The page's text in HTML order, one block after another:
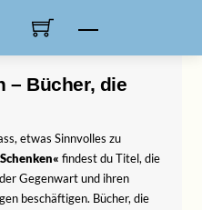
– Bücher, die
etwas Sinnvolles zu
findest du Titel, die
Gegenwart und ihren
beschäftigen. Bücher, die